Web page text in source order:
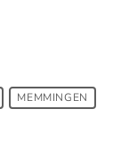
MEMMINGEN